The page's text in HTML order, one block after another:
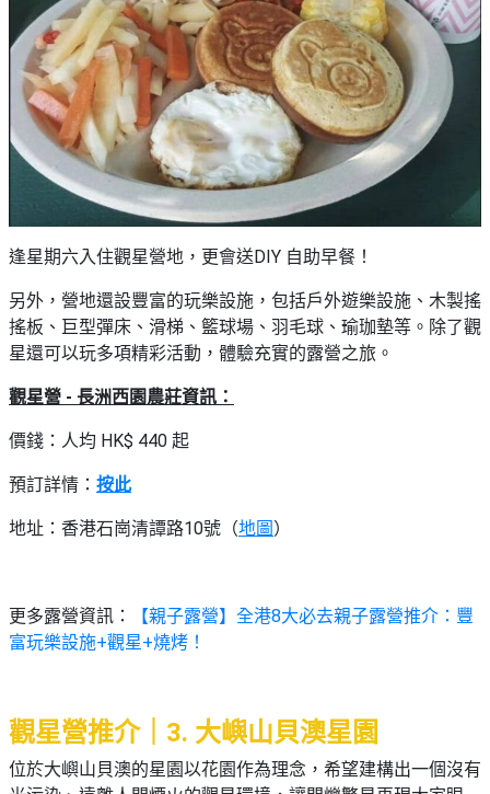
逢星期六入住觀星營地，更會送DIY 自助早餐！
另外，營地還設豐富的玩樂設施，包括戶外遊樂設施、木製搖
搖板、巨型彈床、滑梯、籃球場、羽毛球、瑜珈墊等。除了觀
星還可以玩多項精彩活動，體驗充實的露營之旅。
觀星營 - 長洲西園農莊資訊：
價錢：人均 HK$ 440 起
預訂詳情： 按此
地址：香港石崗清譚路10號（地圖 ）
更多露營資訊：
【親子露營】全港8大必去親子露營推介：豐
富玩樂設施+觀星+燒烤！
觀星營推介｜3. 大嶼山貝澳星園
位於大嶼山貝澳的星園以花園作為理念，希望建構出一個沒有